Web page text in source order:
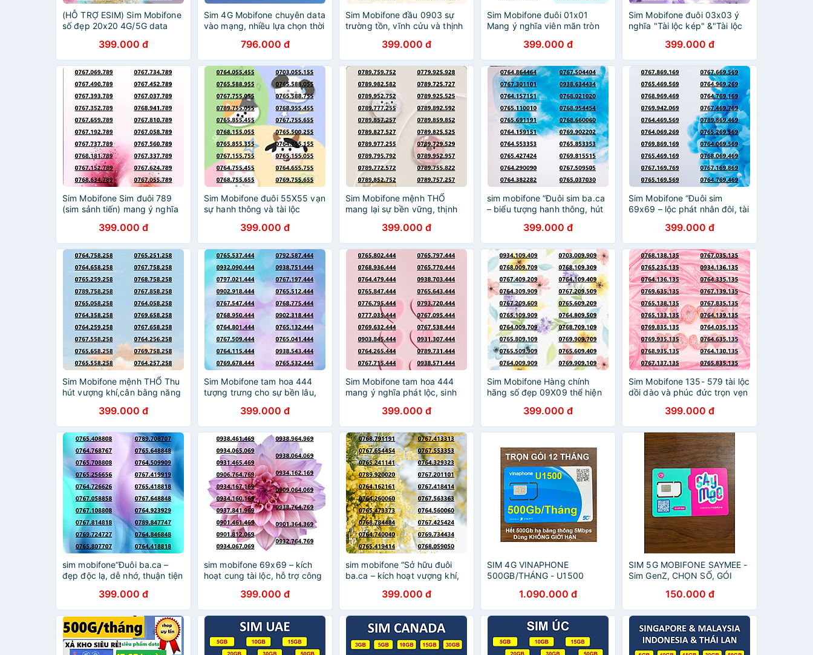
(HỖ TRỢ ESIM) Sim Mobifone
số đẹp 20x20 4G/5G data
HOẠT, PHẢI ĐĂNG KÝ CHÍNH
CHỦ]- HÀNG CHÍNH HÃNG
399.000 đ
Sim 4G Mobifone chuyên data
vào mạng, nhiều lựa chọn thời
796.000 đ
Sim Mobifone đầu 0903 sự
trường tồn, vĩnh cửu và thịnh
CHƯA KÍCH HOẠT, PHẢI ĐK
CHÍNH CHỦ)- HÀNG CHÍNH
HÃNG
399.000 đ
Sim Mobifone đuôi 01x01
Mang ý nghĩa viên mãn tròn
KÍCH HOẠT, PHẢI ĐĂNG KÝ
CHÍNH CHỦ).- HÀNG CHÍNH
CHỦ
399.000 đ
Sim Mobifone đuôi 03x03 ý
nghĩa "Tài lộc kép" &"Tài lộc
CHƯA KÍCH HOẠT, PHẢI ĐK
CHÍNH CHỦ]- HÀNG CHÍNH
HÃNG
399.000 đ
Sim Mobifone Sim đuôi 789
(sim sảnh tiến) mang ý nghĩa
tiến sự nghiệp và tài lộc
4G/5G data 180GB [SIM
CHƯA KÍCH HOẠT, PHẢI
ĐĂNG KÝ CHÍNH CHỦ] -
HÀNG CHÍNH HÃNG
399.000 đ
Sim Mobifone đuôi 55X55 vạn
sự hanh thông và tài lộc
CHƯA KÍCH HOẠT, PHẢI
ĐĂNG KÝ CHÍNH CHỦ)-
HÀNG CHÍNH HÃNG
399.000 đ
Sim Mobifone mệnh THỔ
mang lại sự bền vững, thịnh
CHƯA KÍCH HOẠT,PHẢI ĐĂNG
KÝ CHÍNH CHỦ)- Hàng chính
hãng
399.000 đ
sim mobifone “Đuôi sim ba.ca
– biểu tượng hanh thông, hút
lâu!”ưu đãi data 4G/5G 180GB
[SIM CHƯA KÍCH HOẠT, PHẢI
ĐĂNG KÝ CHÍNH- HÀNG
CHÍNH HÃNG
399.000 đ
Sim Mobifone “Đuôi sim
69x69 – lộc phát nhân đôi, tài
lâu!”ưu đãi data 4G/5G 180GB
[SIM CHƯA KÍCH HOẠT, PHẢI
ĐĂNG KÝ CHÍNH- HÀNG
CHÍNH HÃNG
399.000 đ
Sim Mobifone mệnh THỔ Thu
hút vượng khí,cân bằng năng
CHƯA KÍCH HOẠT,PHẢI ĐĂNG
KÝ CHÍNH CHỦ)- hàng chính
hãng
399.000 đ
Sim Mobifone tam hoa 444
tượng trưng cho sự bền lâu,
180GB[SIM CHƯA KÍCH
HOẠT, PHẢI ĐĂNG KÝ)- HÀNG
CHÍNH HÃNG
399.000 đ
Sim Mobifone tam hoa 444
mang ý nghĩa phát lộc, sinh
[SIM CHƯA KÍCH HOẠT, PHẢI
ĐK CHÍNH CHỦ)- HÀNG
CHÍNH HÃNG
399.000 đ
Sim Mobifone Hàng chính
hãng số đẹp 09X09 thể hiện
vững ưu đãi data 180GB[SIM
CHƯA KÍCH HOẠT, BẮT BUỘC
ĐK)
399.000 đ
Sim Mobifone 135- 579 tài lộc
dồi dào và phúc đức trọn vẹn
[SIM CHƯA KÍCH HOẠT, PHẢI
ĐĂNG KÝ CHÍNH- HÀNG
CHÍNH HÃNG
399.000 đ
sim mobifone“Đuôi ba.ca –
đẹp độc lạ, dễ nhớ, thuận tiện
4G/5G 180GB [SIM CHƯA
KÍCH HOẠT, PHẢI ĐĂNG KÝ
CHÍNH- HÀNG CHÍNH HÃNG
399.000 đ
sim mobifone 69x69 – kích
hoạt cung tài lộc, hỗ trợ công
ưu đãi data 4G/5G 180GB
[SIM CHƯA KÍCH HOẠT, PHẢI
ĐĂNG KÝ CHÍNH- HÀNG
CHÍNH HÃNG
399.000 đ
sim mobifone “Sở hữu đuôi
ba.ca – kích hoạt vượng khí,
phát đạt!”ưu đãi data 4G/5G
180GB [SIM CHƯA KÍCH
HOẠT, PHẢI ĐĂNG KÝ CHÍNH-
HÀNG CHÍNH HÃNG
399.000 đ
SIM 4G VINAPHONE
500GB/THÁNG - U1500
500Gb/tháng tốc độ 4G, hết
vẫn tiếp tục dùng KHÔNG
GIỚI HẠN DUNG LƯỢNG với
tốc độ cao 5Mbps) - Hàng
chính hãng
1.090.000 đ
SIM 5G MOBIFONE SAYMEE -
Sim GenZ, CHỌN SỐ, GÓI
chưa kích hoạt - Hàng chính
hãng
150.000 đ